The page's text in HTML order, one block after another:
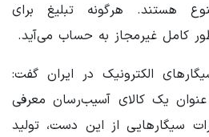
هستند. هرگونه تبلیغ برای
کامل غیرمجاز به حساب می‌آید.
الکترونیک در ایران گفت:
عنوان یک کالای آسیب‌رسان معرفی
سیگارهایی از این دست، تولید